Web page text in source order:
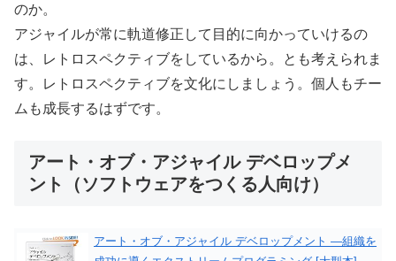
のか。
アジャイルが常に軌道修正して目的に向かっていけるの
は、レトロスペクティブをしているから。とも考えられま
す。レトロスペクティブを文化にしましょう。個人もチー
ムも成長するはずです。
アート・オブ・アジャイル デベロップメ
ント（ソフトウェアをつくる人向け）
アート・オブ・アジャイル デベロップメント ―組織を